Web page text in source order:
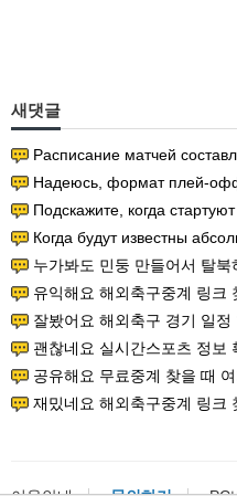
새댓글
Расписание матчей составлено
Надеюсь, формат плей-офф не
Подскажите, когда стартуют
Когда будут известны абсолютно
누가봐도 민둥 만들어서 탈북하는것들이나 뭔가 쳐들어오는
유익해요 해외축구중계 링크 찾기 쉬워서 자주 와요. 참
잘봤어요 해외축구 경기 일정 한눈에 보기 좋아요.
괜찮네요 실시간스포츠 정보 확인하기 좋아요. 그래도
공유해요 무료중계 찾을 때 여기가 제일 편해요. 그리고
재밌네요 해외축구중계 링크 찾기 쉬워서 자주 와요. 그